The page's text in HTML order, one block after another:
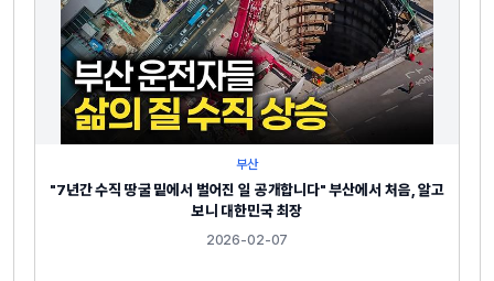
부산
"7년간 수직 땅굴 밑에서 벌어진 일 공개합니다" 부산에서 처음, 알고
보니 대한민국 최장
2026-02-07